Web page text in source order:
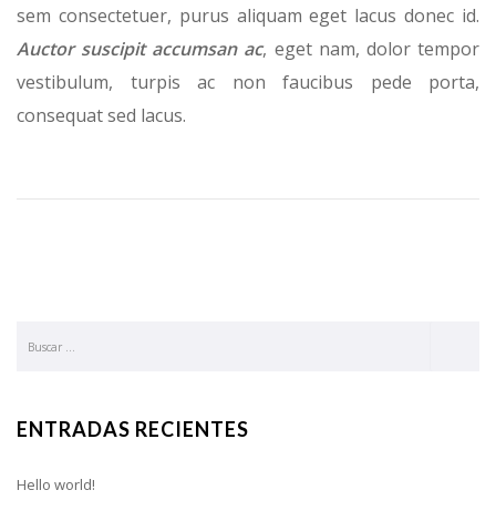
sem consectetuer, purus aliquam eget lacus donec id.
Auctor suscipit accumsan ac, eget nam, dolor tempor
vestibulum, turpis ac non faucibus pede porta,
consequat sed lacus.
ENTRADAS RECIENTES
Hello world!